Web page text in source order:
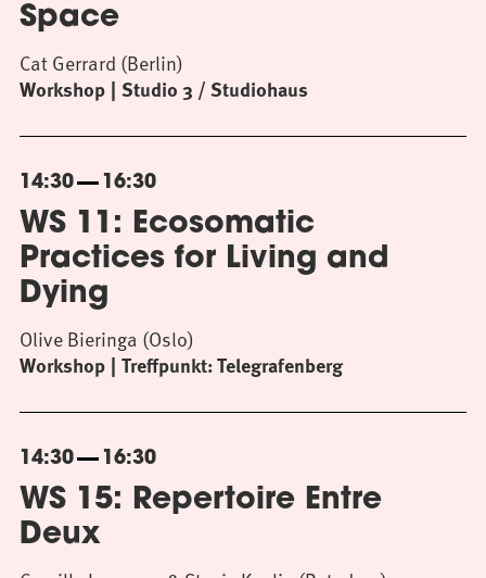
Space
Workshop Studio 3 / Studiohaus
Cat Gerrard (Berlin)
14:30 16:30
WS 11: Ecosomatic
Practices for Living and
Dying
Workshop Treffpunkt: Telegrafenberg
Olive Bieringa (Oslo)
14:30 16:30
WS 15: Repertoire Entre
Deux